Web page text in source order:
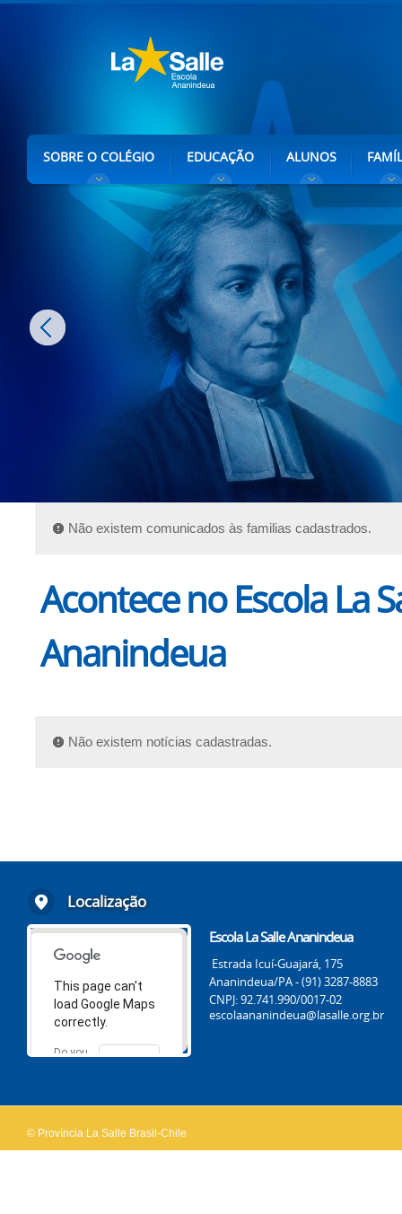
SOBRE O COLÉGIO EDUCAÇÃO ALUNOS
Não existem comunicados às familias cadastrados.
Acontece no Escola La
Ananindeua
Não existem notícias cadastradas.
Localização
This page can't
load Google Maps
correctly.
Do you
OK
Escola La Salle Ananindeua
Estrada Icuí-Guajará, 175
Ananindeua/PA - (91) 3287-8883
CNPJ: 92.741.990/0017-02
escolaananindeua@lasalle.org.br
© Província La Salle Brasil-Chile